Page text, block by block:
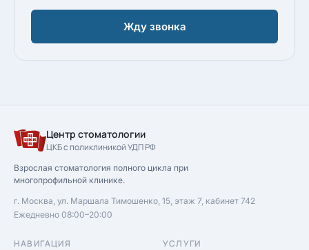
Жду звонка
Центр стоматологии
ЦКБ с поликлиникой УДП РФ
Взрослая стоматология полного цикла при
многопрофильной клинике.
г. Москва, ул. Маршала Тимошенко, 15, этаж 7, кабинет 742
Ежедневно 08:00–20:00
НАВИГАЦИЯ УСЛУГИ